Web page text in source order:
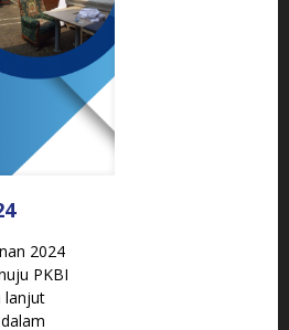
2024
PKBI
lanjut